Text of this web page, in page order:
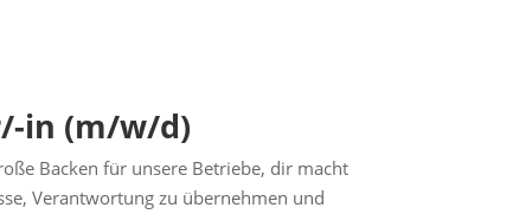
in (m/w/d)
Backen für unsere Betriebe, dir macht
Verantwortung zu übernehmen und